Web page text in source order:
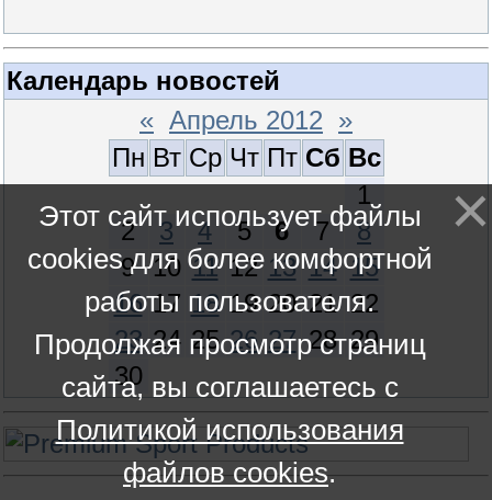
Календарь новостей
« Апрель 2012 »
Пн Вт Ср Чт Пт Сб Вс
1
2
3 4 5 6 7
8
9 10 11 12 13 14 15
16 17 18 19 20 21 22
23 24 25 26 27 28 29
30
Этот сайт использует файлы
cookies для более комфортной
работы пользователя.
Продолжая просмотр страниц
сайта, вы соглашаетесь с
Политикой использования
файлов cookies.